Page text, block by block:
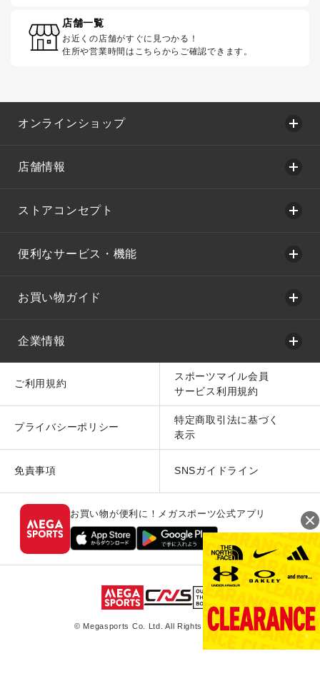
店舗一覧
お近くの店舗がすぐに見つかる！
住所や営業時間はこちらからご確認できます。
オンラインショップ
店舗情報
ストアコンセプト
便利なサービス・機能
お買い物ガイド
企業情報
ご利用規約
スポーツマイル会員
サービス利用規約
プライバシーポリシー
特定商取引法に基づく
表示
免責事項 SNSガイドライン
お買い物が便利に！メガスポーツ公式アプリ
© Megasports Co. Ltd. All Rights Reserved.